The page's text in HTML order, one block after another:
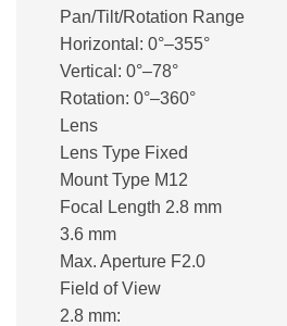
Pan/Tilt/Rotation Range
Horizontal: 0°–355°
Vertical: 0°–78°
Rotation: 0°–360°
Lens
Lens Type Fixed
Mount Type M12
Focal Length 2.8 mm
3.6 mm
Max. Aperture F2.0
Field of View
2.8 mm: